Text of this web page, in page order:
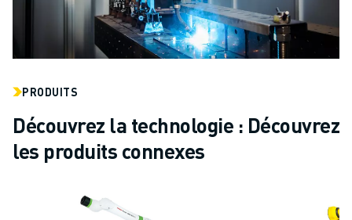
PRODUITS
Découvrez la technologie : Découvrez
les produits connexes